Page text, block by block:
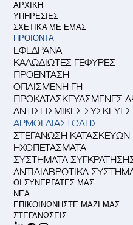
ΑΡΧΙΚΗ
ΥΠΗΡΕΣΙΕΣ
ΣΧΕΤΙΚΑ ΜΕ ΕΜΑΣ
ΠΡΟΙΟΝΤΑ
ΕΦΕΔΡΑΝΑ
ΚΑΛΩΔΙΩΤΕΣ ΓΕΦΥΡΕΣ
ΠΡΟΕΝΤΑΣΗ
ΟΠΛΙΣΜΕΝΗ ΓΗ
ΠΡΟΚΑΤΑΣΚΕΥΑΣΜΕΝΕΣ
ΑΝΤΙΣΕΙΣΜΙΚΕΣ ΣΥΣΚΕΥΕΣ
ΑΡΜΟΙ ΔΙΑΣΤΟΛΗΣ
ΣΤΕΓΑΝΩΣΗ ΚΑΤΑΣΚΕΥΩΝ
ΗΧΟΠΕΤΑΣΜΑΤΑ
ΣΥΣΤΗΜΑΤΑ
ΑΝΤΙΔΙΑΒΡΩΤΙΚΑ
ΟΙ ΣΥΝΕΡΓΑΤΕΣ ΜΑΣ
ΝΕΑ
ΕΠΙΚΟΙΝΩΝΗΣΤΕ ΜΑΖΙ ΜΑΣ
ΣΤΕΓΑΝΩΣΕΙΣ